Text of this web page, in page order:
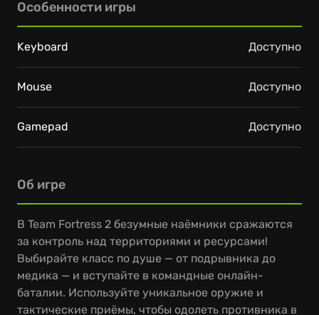
Об игре
В Team Fortress 2 безумные наёмники сражаются
за контроль над территориями и ресурсами!
Выбирайте класс по душе — от подрывника до
медика — и вступайте в командные онлайн-
баталии. Используйте уникальное оружие и
тактические приёмы, чтобы одолеть противника в
Особенности игры
Keyboard Доступно
Mouse Доступно
Gamepad Доступно